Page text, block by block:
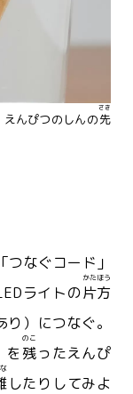
えんぴつのしんの先
さき
つなぐコード」
ライトの片方
かたほう
り）につなぐ。
を残
のこ
ったえんぴ
したりしてみよ